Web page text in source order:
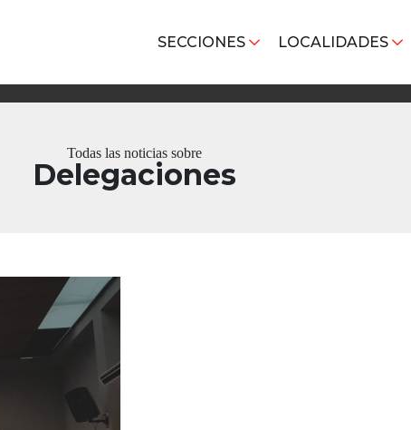
SECCIONES LOCALIDADES
Todas las noticias sobre
Delegaciones